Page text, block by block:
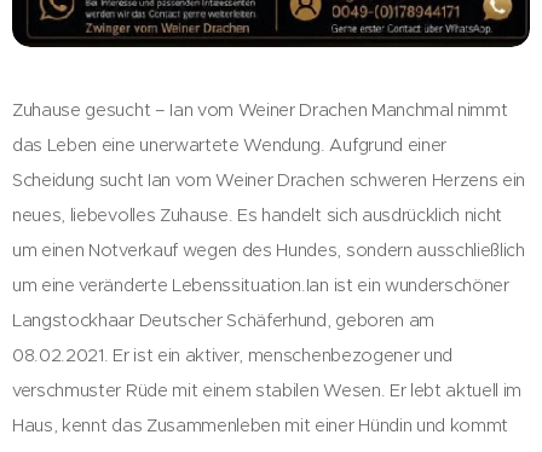
Zuhause gesucht – Ian vom Weiner Drachen Manchmal nimmt
das Leben eine unerwartete Wendung. Aufgrund einer
Scheidung sucht Ian vom Weiner Drachen schweren Herzens ein
neues, liebevolles Zuhause. Es handelt sich ausdrücklich nicht
um einen Notverkauf wegen des Hundes, sondern ausschließlich
um eine veränderte Lebenssituation.Ian ist ein wunderschöner
Langstockhaar Deutscher Schäferhund, geboren am
08.02.2021. Er ist ein aktiver, menschenbezogener und
verschmuster Rüde mit einem stabilen Wesen. Er lebt aktuell im
Haus, kennt das Zusammenleben mit einer Hündin und kommt